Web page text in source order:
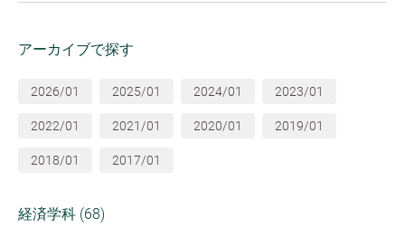
アーカイブで探す
2026/01 2025/01 2024/01 2023/01
2022/01 2021/01 2020/01 2019/01
2018/01 2017/01
経済学科 (68)